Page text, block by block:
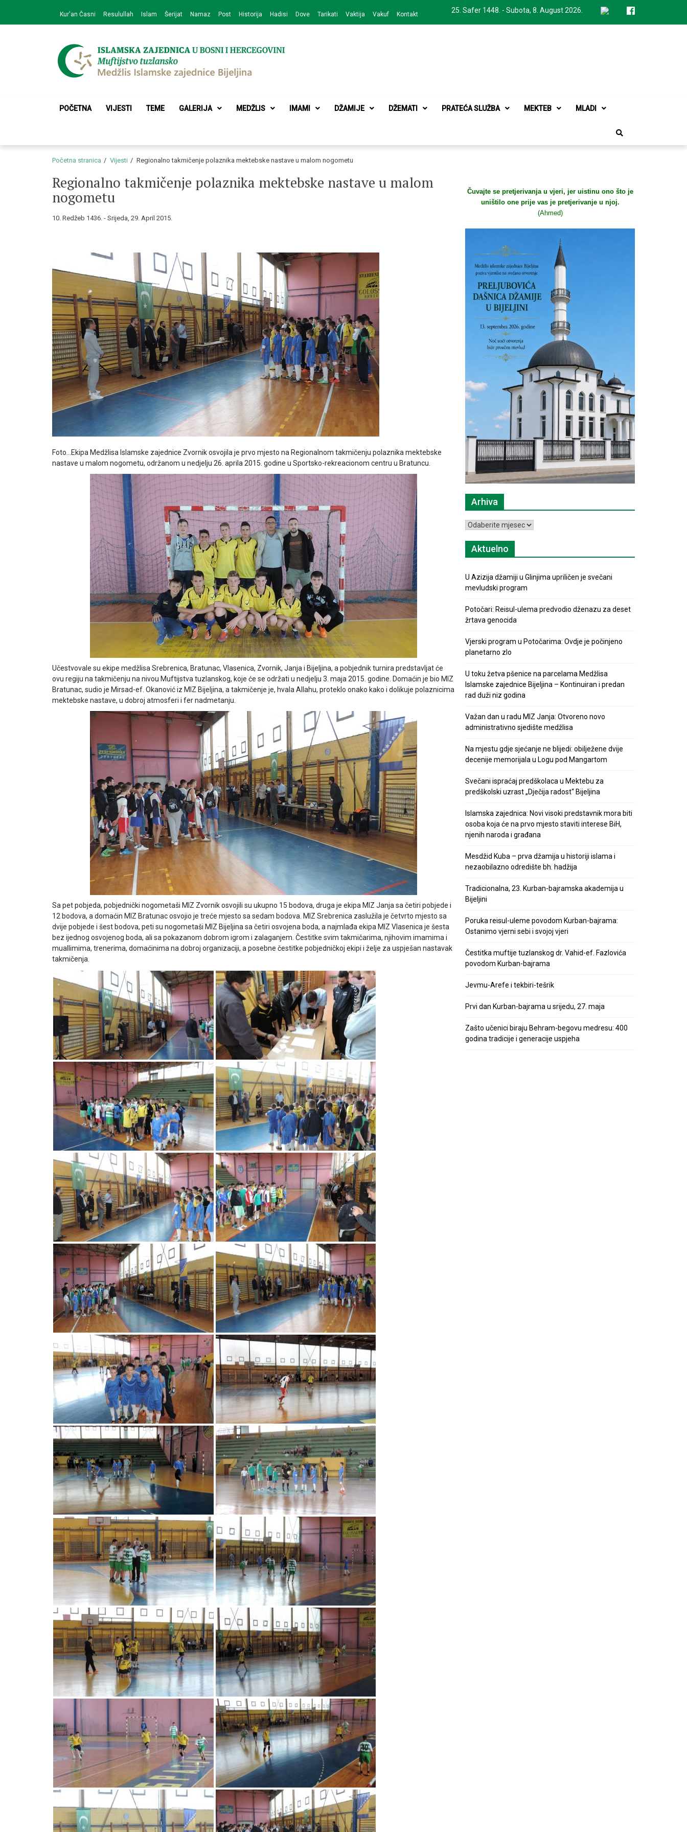
navigation
content
25. Safer 1448. - Subota, 8. August 2026.
Kur'an Časni Resulullah Islam Šerijat Namaz Post Historija Hadisi Dove Tarikati Vaktija Vakuf Kontakt
Medžlis Islamske zajednice Bijeljina
POČETNA VIJESTI TEME GALERIJA MEDŽLIS IMAMI DŽAMIJE DŽEMATI PRATEĆA SLUŽBA MEKTEB MLADI
Početna stranica Vijesti Regionalno takmičenje polaznika mektebske nastave u malom nogometu
Regionalno takmičenje polaznika mektebske nastave u malom
nogometu
10. Redžeb 1436. - Srijeda, 29. April 2015.
Foto…Ekipa Medžlisa Islamske zajednice Zvornik osvojila je prvo mjesto na Regionalnom takmičenju polaznika mektebske
nastave u malom nogometu, održanom u nedjelju 26. aprila 2015. godine u Sportsko-rekreacionom centru u Bratuncu.
Učestvovale su ekipe medžlisa Srebrenica, Bratunac, Vlasenica, Zvornik, Janja i Bijeljina, a pobjednik turnira predstavljat će
ovu regiju na takmičenju na nivou Muftijstva tuzlanskog, koje će se održati u nedjelju 3. maja 2015. godine. Domaćin je bio MIZ
Bratunac, sudio je Mirsad-ef. Okanović iz MIZ Bijeljina, a takmičenje je, hvala Allahu, proteklo onako kako i dolikuje polaznicima
mektebske nastave, u dobroj atmosferi i fer nadmetanju.
Sa pet pobjeda, pobjednički nogometaši MIZ Zvornik osvojili su ukupno 15 bodova, druga je ekipa MIZ Janja sa četiri pobjede i
12 bodova, a domaćin MIZ Bratunac osvojio je treće mjesto sa sedam bodova. MIZ Srebrenica zaslužila je četvrto mjesto sa
dvije pobjede i šest bodova, peti su nogometaši MIZ Bijeljina sa četiri osvojena boda, a najmlađa ekipa MIZ Vlasenica je šesta
bez ijednog osvojenog boda, ali sa pokazanom dobrom igrom i zalaganjem. Čestitke svim takmičarima, njihovim imamima i
muallimima, trenerima, domaćinima na dobroj organizaciji, a posebne čestitke pobjedničkoj ekipi i želje za uspješan nastavak
takmičenja.
Čuvajte se pretjerivanja u vjeri, jer uistinu ono što je
uništilo one prije vas je pretjerivanje u njoj.
(Ahmed)
Arhiva
Arhiva
Aktuelno
U Azizija džamiji u Glinjima upriličen je svečani
mevludski program
Potočari: Reisul-ulema predvodio dženazu za deset
žrtava genocida
Vjerski program u Potočarima: Ovdje je počinjeno
planetarno zlo
U toku žetva pšenice na parcelama Medžlisa
Islamske zajednice Bijeljina – Kontinuiran i predan
rad duži niz godina
Važan dan u radu MIZ Janja: Otvoreno novo
administrativno sjedište medžlisa
Na mjestu gdje sjećanje ne blijedi: obilježene dvije
decenije memorijala u Logu pod Mangartom
Svečani ispraćaj predškolaca u Mektebu za
predškolski uzrast „Dječija radost“ Bijeljina
Islamska zajednica: Novi visoki predstavnik mora biti
osoba koja će na prvo mjesto staviti interese BiH,
njenih naroda i građana
Mesdžid Kuba – prva džamija u historiji islama i
nezaobilazno odredište bh. hadžija
Tradicionalna, 23. Kurban-bajramska akademija u
Bijeljini
Poruka reisul-uleme povodom Kurban-bajrama:
Ostanimo vjerni sebi i svojoj vjeri
Čestitka muftije tuzlanskog dr. Vahid-ef. Fazlovića
povodom Kurban-bajrama
Jevmu-Arefe i tekbiri-tešrik
Prvi dan Kurban-bajrama u srijedu, 27. maja
Zašto učenici biraju Behram-begovu medresu: 400
godina tradicije i generacije uspjeha